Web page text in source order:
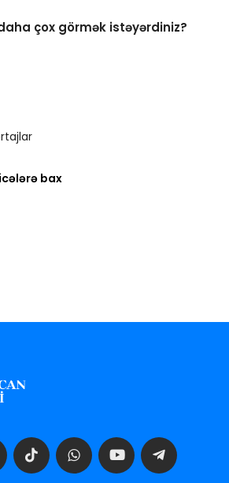
çox görmək istəyərdiniz?
bax